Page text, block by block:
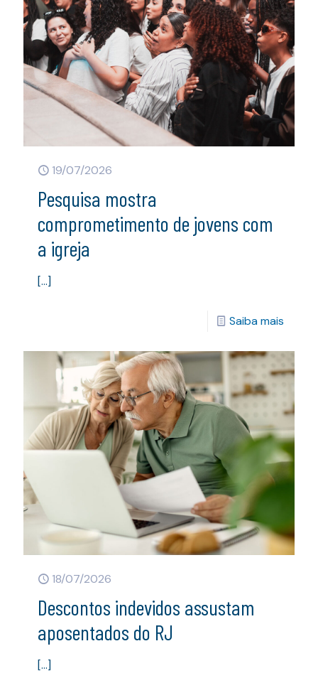
19/07/2026
Pesquisa mostra
comprometimento de jovens com
a igreja
[…]
Saiba mais
18/07/2026
Descontos indevidos assustam
aposentados do RJ
[…]